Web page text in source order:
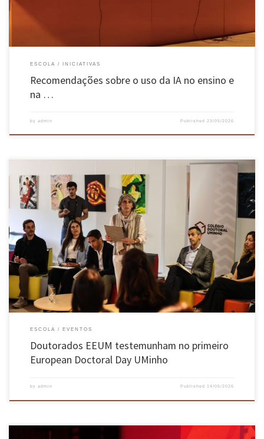
ESCOLA INICIATIVAS
Recomendações sobre o uso da IA no ensino e
na …
by admin Published 23/05/2026
No dia 13 de maio celebrou-se, pela primeira vez, o European Doctoral Day, que visou
valorizar a formação doutoral e o impacto dos doutora(n)dos no progresso científico, social
e económico da Europa e num mundo em rápida mudança. Esta iniciativa reuniu redes e
instituições europeias ativas na formação doutoral, procurando […]
ESCOLA EVENTOS
Doutorados EEUM testemunham no primeiro
European Doctoral Day UMinho
by admin Published 14/05/2026